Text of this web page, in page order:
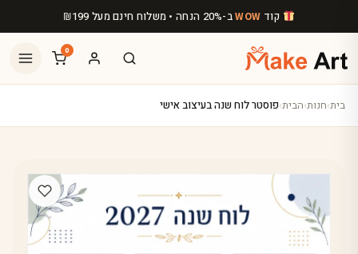
דלג לתוכן הראשי קוד WOWב-20% הנחה • משלוח חינם מעל ₪199
0
בית›חנות›הבית›פוסטר לוח שנה בעיצוב אישי